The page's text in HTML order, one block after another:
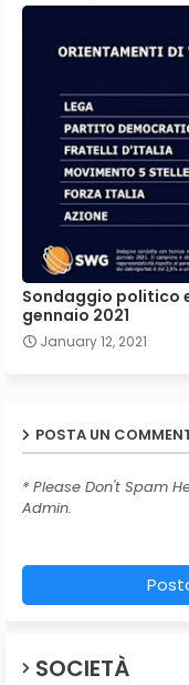
Sondaggio politico
gennaio 2021
January 12, 2021
POSTA UN
* Please Don't Spam
Admin.
SOCIETÀ